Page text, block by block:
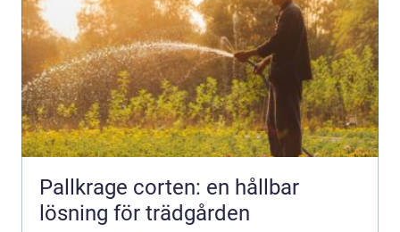
Pallkrage corten: en hållbar
lösning för trädgården